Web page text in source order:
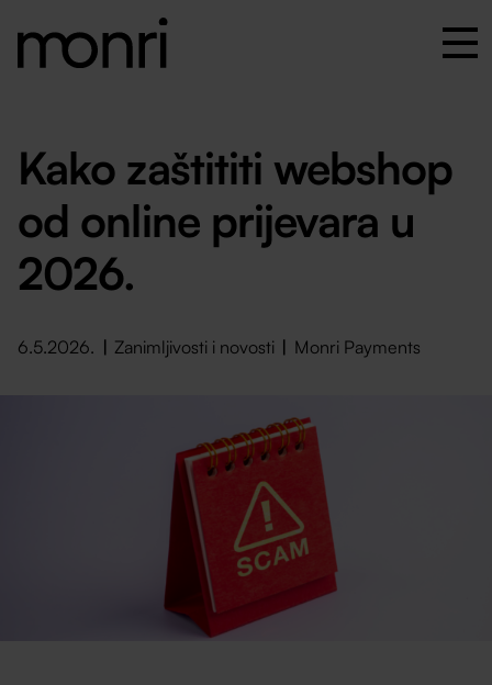
Kako zaštititi webshop
od online prijevara u
2026.
6.5.2026. Zanimljivosti i novosti Monri Payments